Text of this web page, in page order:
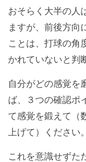
おそらく大半の人
ますが、前後方向
ことは、打球の角
かれていないと判
自分がどの感覚を
ば、３つの確認ポ
て感覚を鍛えて（
上げて）ください。
これを意識せずた